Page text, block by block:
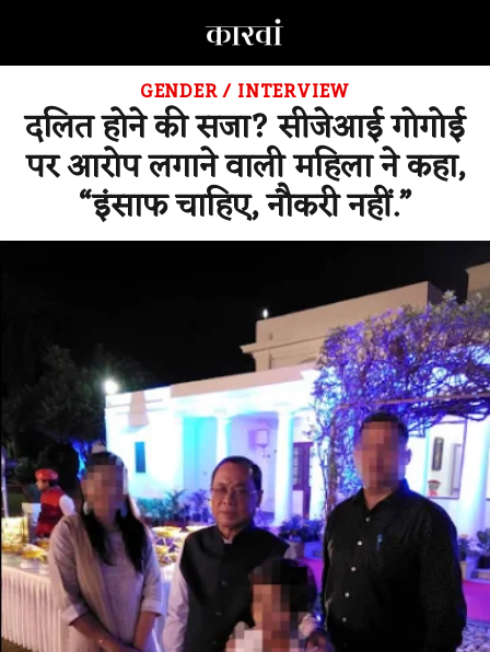
GENDER/INTERVIEW
दलित होने की सजा? सीजेआई गोगोई
पर आरोप लगाने वाली महिला ने कहा,
“इंसाफ चाहिए, नौकरी नहीं.”